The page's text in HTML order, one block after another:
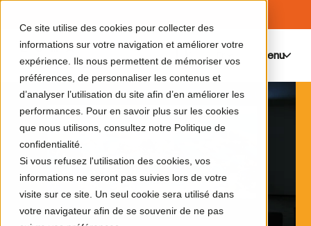
Ce site utilise des cookies pour collecter des
informations sur votre navigation et améliorer votre
expérience. Ils nous permettent de mémoriser vos
préférences, de personnaliser les contenus et
d’analyser l’utilisation du site afin d’en améliorer les
performances. Pour en savoir plus sur les cookies
que nous utilisons, consultez notre Politique de
confidentialité.
Si vous refusez l'utilisation des cookies, vos
informations ne seront pas suivies lors de votre
visite sur ce site. Un seul cookie sera utilisé dans
votre navigateur afin de se souvenir de ne pas
Menu